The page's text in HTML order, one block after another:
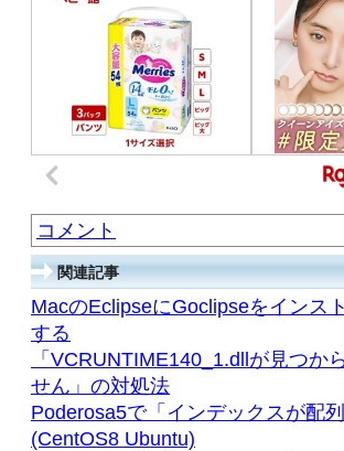
コメント
関連記事
MacのEclipseにGoclipseをインス
する
「VCRUNTIME140_1.dllが見つか
せん」の対処法
Poderosa5で「インデックスが配
(CentOS8 Ubuntu)